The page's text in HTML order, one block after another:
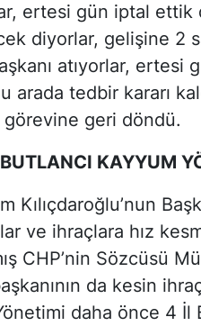
ertesi gün iptal ettik
diyorlar, gelişine 2
atıyorlar, ertesi
arada tedbir kararı
geri döndü.
KAYYUM
Kılıçdaroğlu’nun
ve ihraçlara hız
CHP’nin Sözcüsü
başkanının da kesin
daha önce 4